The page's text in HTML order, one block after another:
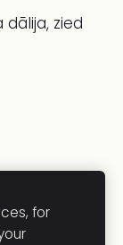
zied
for